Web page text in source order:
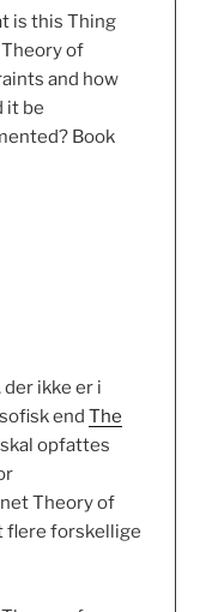
der ikke er i
endThe
opfattes
Theory of
flere forskellige